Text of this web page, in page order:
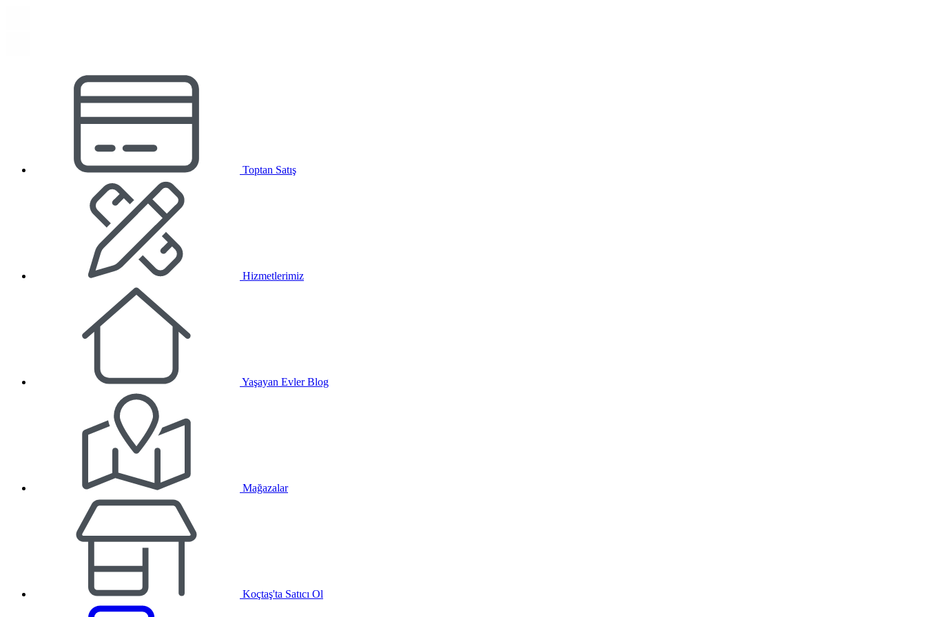
Toptan Satış
Hizmetlerimiz
Yaşayan Evler Blog
Mağazalar
Koçtaş'ta Satıcı Ol